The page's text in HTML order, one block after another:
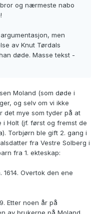
og nærmeste nabo
men
av Knut Tørdals
døde. Masse tekst -
Moland (som døde i
og selv om vi ikke
det mye som tyder på at
i Holt (jf. først og fremst de
Torbjørn ble gift 2. gang i
fra Vestre Solberg i
fra 1. ekteskap:
1614. Overtok den ene
Etter noen år på